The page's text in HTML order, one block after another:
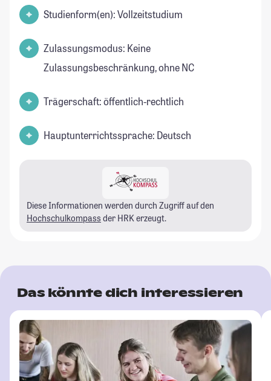
Studienform(en): Vollzeitstudium
Zulassungsmodus: Keine
Zulassungsbeschränkung, ohne NC
Trägerschaft: öffentlich-rechtlich
Hauptunterrichtssprache: Deutsch
Diese Informationen werden durch Zugriff auf den
Hochschulkompass der HRK erzeugt.
Das könnte dich interessieren